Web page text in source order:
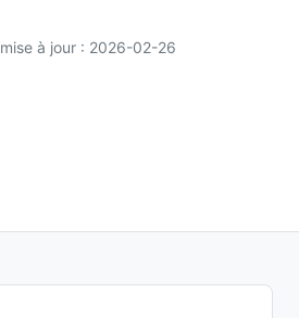
à jour : 2026-02-26